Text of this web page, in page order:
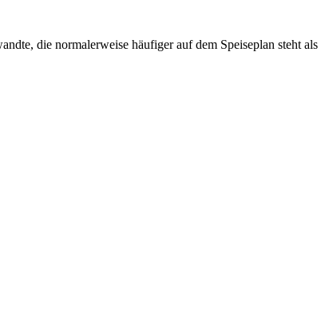
die normalerweise häufiger auf dem Speiseplan steht als